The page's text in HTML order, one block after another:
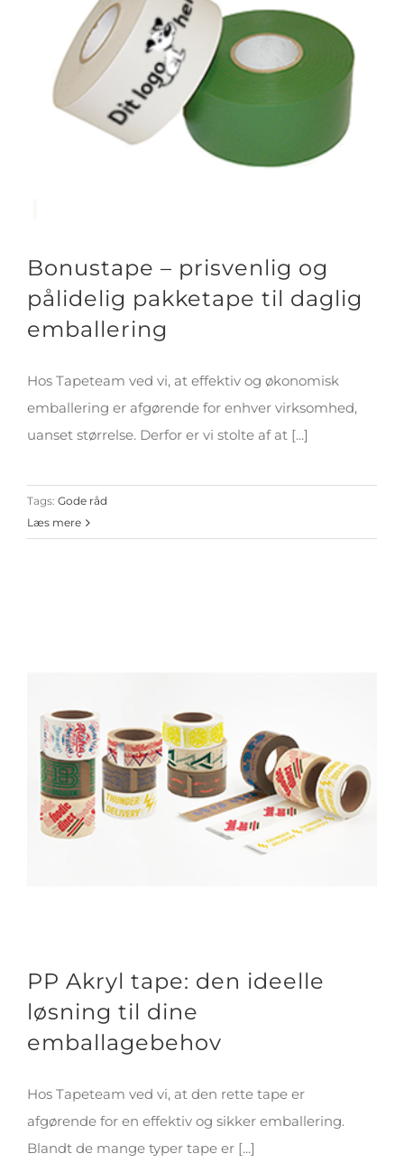
Bonustape – prisvenlig og
pålidelig pakketape til daglig
emballering
Hos Tapeteam ved vi, at effektiv og økonomisk
emballering er afgørende for enhver virksomhed,
uanset størrelse. Derfor er vi stolte af at [...]
Tags: Gode råd
Læs mere
PP Akryl tape: den ideelle
løsning til dine
emballagebehov
Hos Tapeteam ved vi, at den rette tape er
afgørende for en effektiv og sikker emballering.
Blandt de mange typer tape er [...]